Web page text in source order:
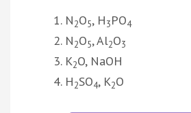
N2O5, H3PO4
N2O5, Al2O3
К2O, NaOH
H2SO4, K2O